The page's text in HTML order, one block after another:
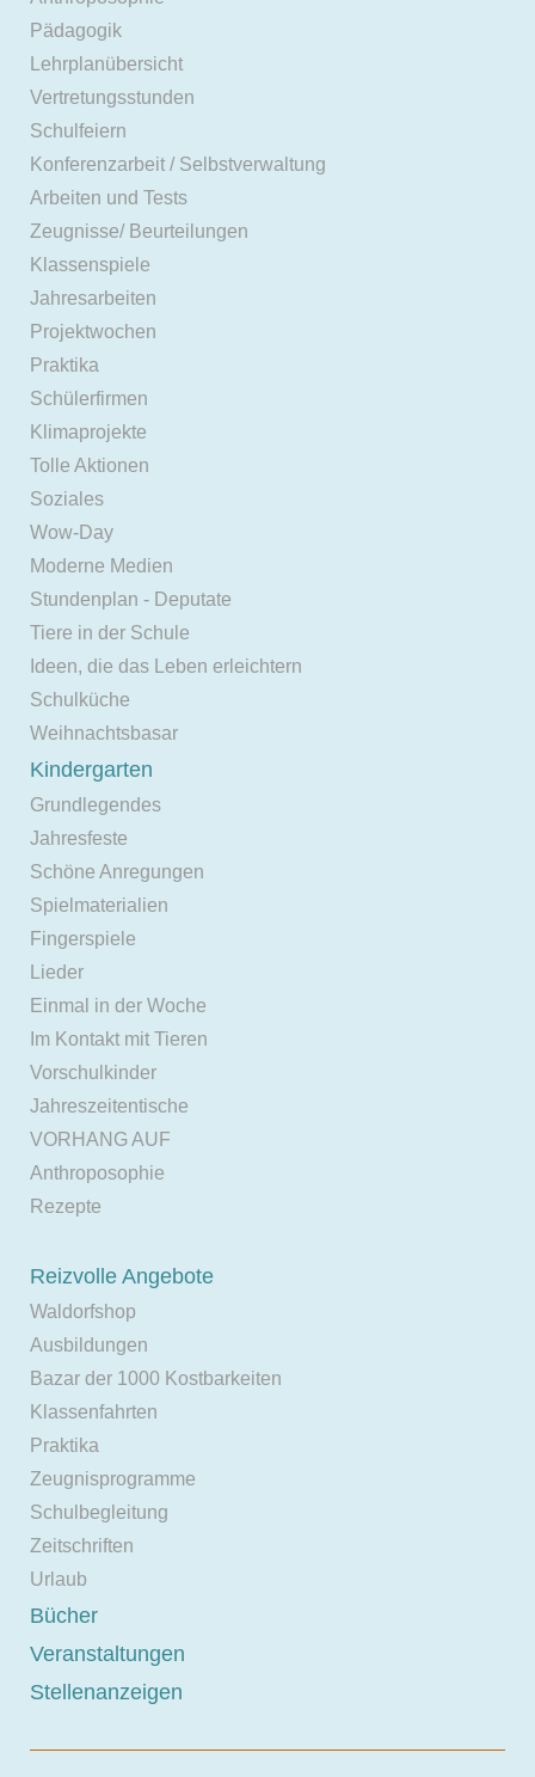
Pädagogik
Lehrplanübersicht
Vertretungsstunden
Schulfeiern
Konferenzarbeit / Selbstverwaltung
Arbeiten und Tests
Zeugnisse/ Beurteilungen
Klassenspiele
Jahresarbeiten
Projektwochen
Praktika
Schülerfirmen
Klimaprojekte
Tolle Aktionen
Soziales
Wow-Day
Moderne Medien
Stundenplan - Deputate
Tiere in der Schule
Ideen, die das Leben erleichtern
Schulküche
Weihnachtsbasar
Kindergarten
Grundlegendes
Jahresfeste
Schöne Anregungen
Spielmaterialien
Fingerspiele
Lieder
Einmal in der Woche
Im Kontakt mit Tieren
Vorschulkinder
Jahreszeitentische
VORHANG AUF
Anthroposophie
Rezepte
Reizvolle Angebote
Waldorfshop
Ausbildungen
Bazar der 1000 Kostbarkeiten
Klassenfahrten
Praktika
Zeugnisprogramme
Schulbegleitung
Zeitschriften
Urlaub
Bücher
Veranstaltungen
Stellenanzeigen